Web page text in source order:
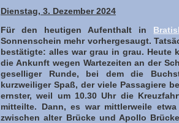
Dienstag, 3. Dezember 2024
Für den heutigen Aufenthalt in
Sonnenschein mehr vorhergesaugt.
bestätigte: alles war grau in grau. Heute
die Ankunft wegen Wartezeiten an der
geselliger Runde, bei dem die
kurzweiliger Spaß, der viele Passagiere
ernster, weil um 10.30 Uhr die
mitteilte. Dann, es war mittlerweile
zwischen alter Brücke und Apollo